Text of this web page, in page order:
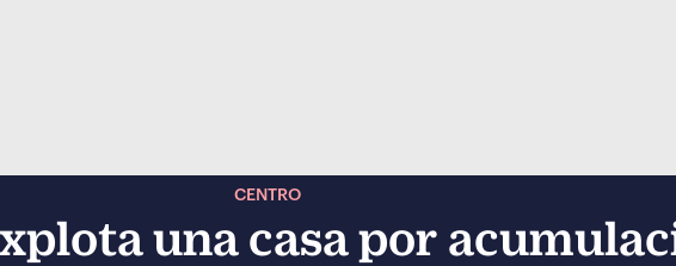
CENTRO
una casa por
whatsapp